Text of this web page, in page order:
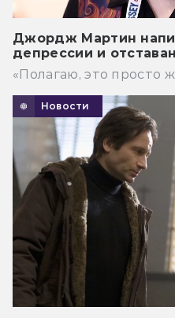
Джордж Мартин
депрессии и
«Полагаю, это просто
Новости